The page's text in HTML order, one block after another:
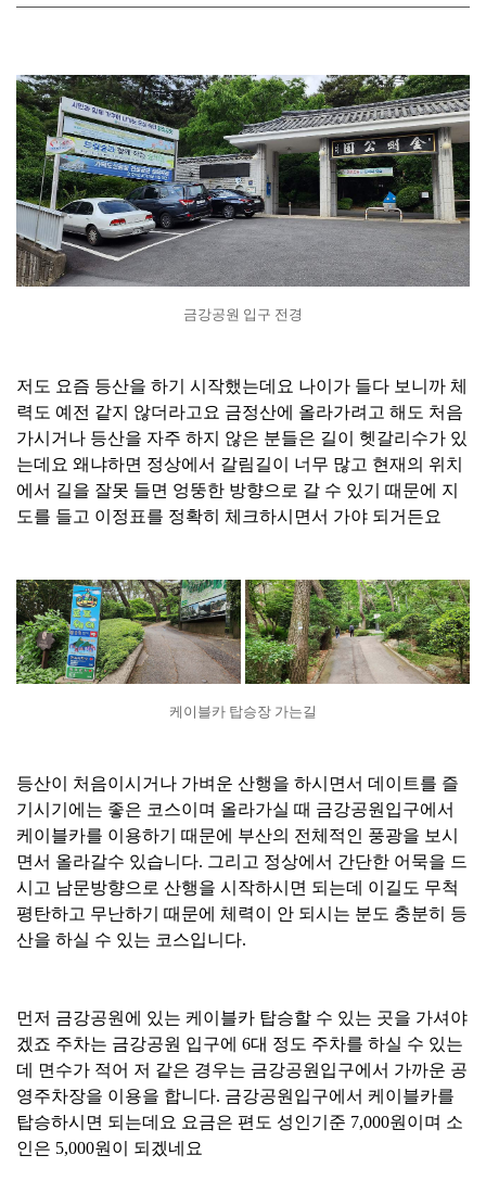
금강공원 입구 전경
저도 요즘 등산을 하기 시작했는데요 나이가 들다 보니까 체
력도 예전 같지 않더라고요 금정산에 올라가려고 해도 처음
가시거나 등산을 자주 하지 않은 분들은 길이 헷갈리수가 있
는데요 왜냐하면 정상에서 갈림길이 너무 많고 현재의 위치
에서 길을 잘못 들면 엉뚱한 방향으로 갈 수 있기 때문에 지
도를 들고 이정표를 정확히 체크하시면서 가야 되거든요
케이블카 탑승장 가는길
등산이 처음이시거나 가벼운 산행을 하시면서 데이트를 즐
기시기에는 좋은 코스이며 올라가실 때 금강공원입구에서
케이블카를 이용하기 때문에 부산의 전체적인 풍광을 보시
면서 올라갈수 있습니다. 그리고 정상에서 간단한 어묵을 드
시고 남문방향으로 산행을 시작하시면 되는데 이길도 무척
평탄하고 무난하기 때문에 체력이 안 되시는 분도 충분히 등
산을 하실 수 있는 코스입니다.
먼저 금강공원에 있는 케이블카 탑승할 수 있는 곳을 가셔야
겠죠 주차는 금강공원 입구에 6대 정도 주차를 하실 수 있는
데 면수가 적어 저 같은 경우는 금강공원입구에서 가까운 공
영주차장을 이용을 합니다. 금강공원입구에서 케이블카를
탑승하시면 되는데요 요금은 편도 성인기준 7,000원이며 소
인은 5,000원이 되겠네요